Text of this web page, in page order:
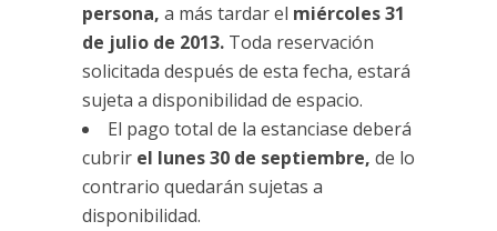
persona, a más tardar el miércoles 31
de julio de 2013. Toda reservación
solicitada después de esta fecha, estará
sujeta a disponibilidad de espacio.
El pago total de la estanciase deberá
cubrir el lunes 30 de septiembre, de lo
contrario quedarán sujetas a
disponibilidad.